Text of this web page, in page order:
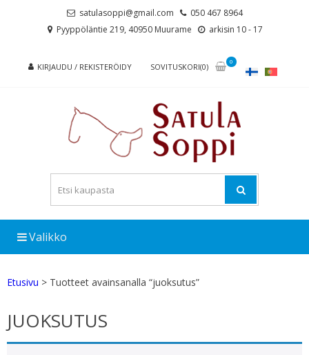
satulasoppi@gmail.com
050 467 8964
Pyyppöläntie 219, 40950 Muurame
arkisin 10 - 17
KIRJAUDU / REKISTERÖIDY SOVITUSKORI(0)
0
Valikko
Etusivu > Tuotteet avainsanalla “juoksutus”
JUOKSUTUS